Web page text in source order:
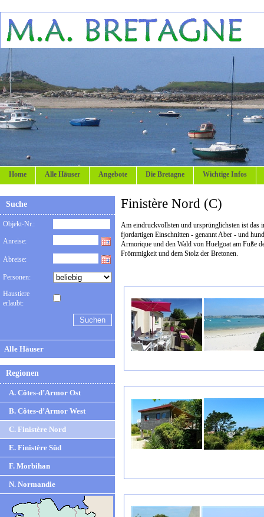
Home Alle Häuser Angebote Die Bretagne Wichtige Infos
Suche
Objekt-Nr.:
Anreise:
Abreise:
Personen:
Haustiere
erlaubt:
Alle Häuser
Regionen
A. Côtes-d’Armor Ost
B. Côtes-d’Armor West
C. Finistère Nord
E. Finistère Süd
F. Morbihan
N. Normandie
Finistère Nord (C)
Am eindruckvollsten und ursprünglichsten ist das
fjordartigen Einschnitten - genannt Aber - und
Armorique und den Wald von Huelgoat am Fuße
Frömmigkeit und dem Stolz der Bretonen.